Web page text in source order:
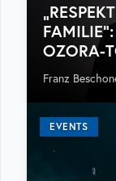
OZORA-
Franz
EVENTS